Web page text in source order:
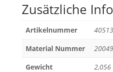
Zusätzliche
Artikelnummer
Material Nummer
Gewicht
2,056